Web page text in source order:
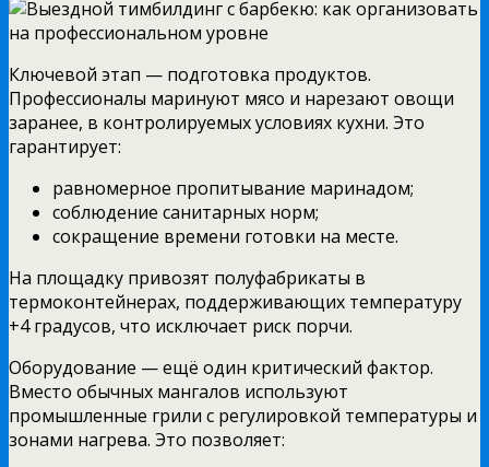
Ключевой этап — подготовка продуктов.
Профессионалы маринуют мясо и нарезают овощи
заранее, в контролируемых условиях кухни. Это
гарантирует:
равномерное пропитывание маринадом;
соблюдение санитарных норм;
сокращение времени готовки на месте.
На площадку привозят полуфабрикаты в
термоконтейнерах, поддерживающих температуру
+4 градусов, что исключает риск порчи.
Оборудование — ещё один критический фактор.
Вместо обычных мангалов используют
промышленные грили с регулировкой температуры и
зонами нагрева. Это позволяет: